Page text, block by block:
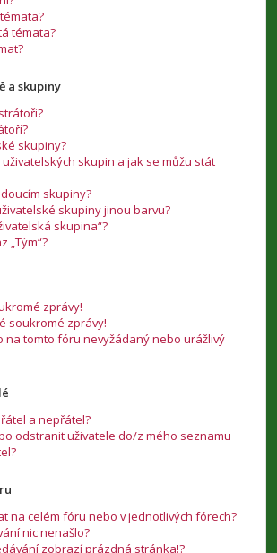
témata?
a skupiny
skupiny?
skupin a jak se můžu stát
skupiny?
skupiny jinou barvu?
skupina“?
„Tým“?
zprávy!
soukromé zprávy!
na tomto fóru nevyžádaný nebo urážlivý
a nepřátel?
odstranit uživatele do/z mého seznamu
na celém fóru nebo v jednotlivých fórech?
nic nenašlo?
zobrazí prázdná stránka!?